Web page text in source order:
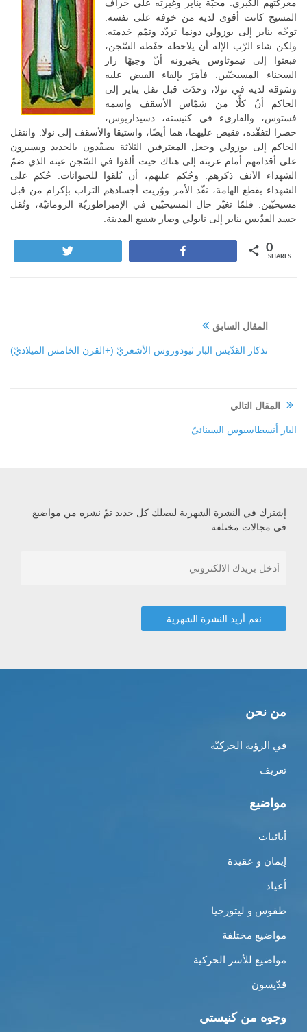
معركتهم الكبرى. محبّة يناير وغيرته على خراف
المسيح كانت أقوى لديه من خوفه على نفسه.
توجّه يناير إلى بوزولي دونما تردّد وتمّم خدمته.
ولكن شاء الرّب الإله أن يلاحظه حفَظة السّجن،
فبعثوا إلى تيموثاوس يخبرونه أنّ وجيهًا زار
السجناء المسيحيّين. فأمَرَ بإلقاء القبض عليه
وسَوقه لديه في نولا، وحدَث قبل نقل يناير إلى
الحاكم أنّ كلًّا من شمّاس الأسقف واسمه
فستوس، والقارىء في كنيسته، دسيداريوس،
حضرا لتفقّده، فقبض عليهما، هما أيضًا، واستيقا والأسقف إلى نولا. وانتقل
الحاكم إلى بوزولي وجعل المعترفين الثلاثة يصفّدون بالحديد ويسيرون
على أقدامهم أمام عربته إلى هناك حيث ألقوا في السّجن عينه الذي ضمّ
الشهداء الآنف ذكرهم. وحُكم عليهم، أن يُلقوا للحيوانات. حُكم على
الشهداء بقطع الهامة، نفّذ الأمر ووُريت أجسادهم التراب بإكرام من قبل
مسيحيّين. فلمّا تغيّر حال المسيحيّين في الإمبراطوريّة الرومانيّة، ونُقل
جسد القدّيس يناير إلى نابولي وصار شفيع المدينة.
0
SHARES
المقال السابق
تذكار القدّيس البار ثيودوروس الأشعريّ (+القرن الخامس الميلاديّ)
المقال التالي
البار أنسطاسيوس السينائيّ
إشترك في النشرة الشهرية ليصلك كل جديد تمّ نشره من مواضيع
في مجالات مختلفة
من نحن
في الرؤية الحركيّة
تعريف
مواضيع
أبائيات
إيمان و عقيدة
أعياد
طقوس و ليتورجيا
مواضيع مختلفة
مواضيع للأسر الحركية
قدّيسون
وجوه من كنيستي